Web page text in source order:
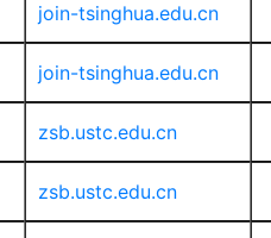
join-tsinghua.edu.cn
join-tsinghua.edu.cn
zsb.ustc.edu.cn
zsb.ustc.edu.cn